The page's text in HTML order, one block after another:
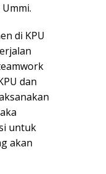
di KPU
dan
untuk
akan